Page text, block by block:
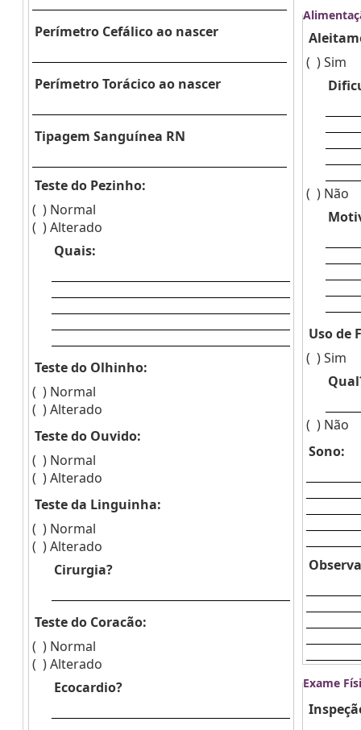
Perímetro Cefálico ao nascer
Perímetro Torácico ao nascer
Tipagem Sanguínea RN
Teste do Pezinho:
( ) Normal
( )Alterado
Quais:
Teste do Olhinho:
( ) Normal
( )Alterado
Teste do Ouvido:
( ) Normal
( )Alterado
Teste da Linguinha:
( ) Normal
( )Alterado
Cirurgia?
Teste do Coracão:
( ) Normal
( )Alterado
Ecocardio?
( )Sim
( ) Não
Uso de
( )Sim
( ) Não
Sono:
Exame